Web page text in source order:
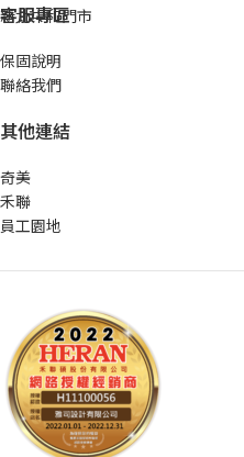
新北中和門市
客服專區
保固說明
聯絡我們
其他連結
奇美
禾聯
員工園地